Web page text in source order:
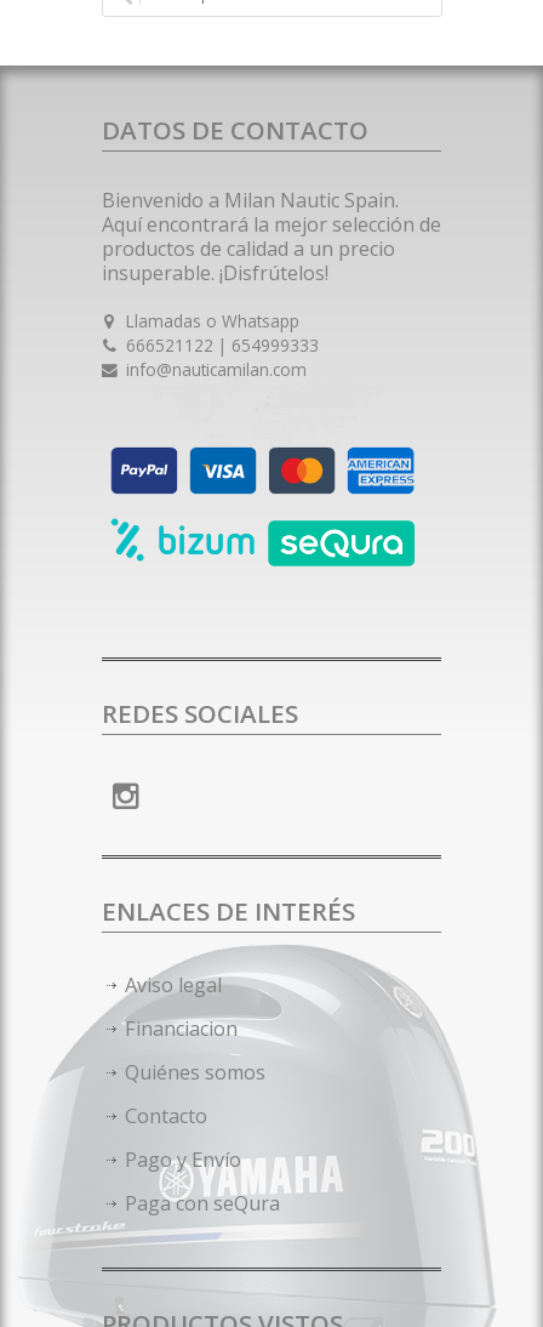
DATOS DE CONTACTO
Bienvenido a Milan Nautic Spain.
Aquí encontrará la mejor selección de
productos de calidad a un precio
insuperable. ¡Disfrútelos!
Llamadas o Whatsapp
666521122 | 654999333
info@nauticamilan.com
REDES SOCIALES
ENLACES DE INTERÉS
Aviso legal
Financiacion
Quiénes somos
Contacto
Pago y Envío
Paga con seQura